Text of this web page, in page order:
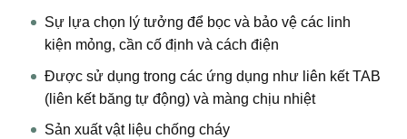
Sự lựa chọn lý tưởng để bọc và bảo vệ các linh
kiện mỏng, cần cố định và cách điện
Được sử dụng trong các ứng dụng như liên kết TAB
(liên kết băng tự động) và màng chịu nhiệt
Sản xuất vật liệu chống cháy